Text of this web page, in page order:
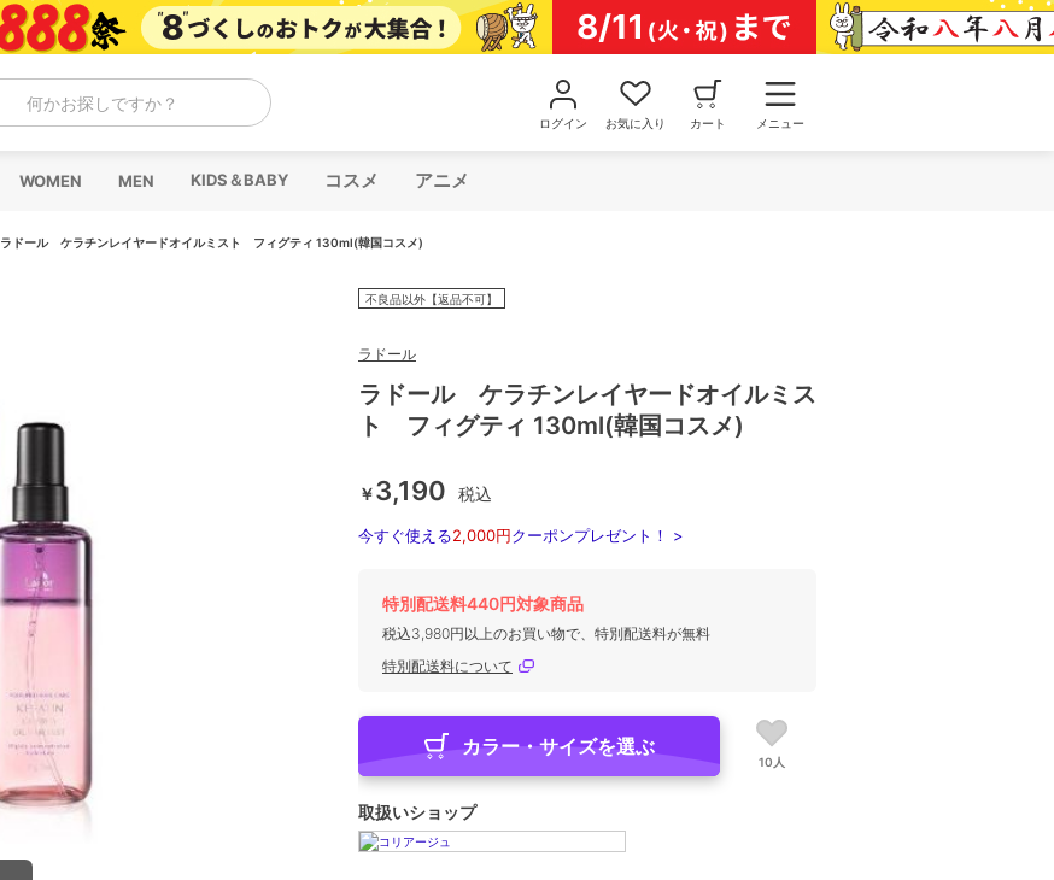
何かお探しですか？
ログイン お気に入り カート メニュー
WOMEN MEN KIDS＆BABY コスメ アニメ
ラドール ケラチンレイヤードオイルミスト フィグティ 130ml(韓国コスメ)
不良品以外【返品不可】
ラドール
ラドール ケラチンレイヤードオイルミス
ト フィグティ 130ml(韓国コスメ)
￥3,190 税込
今すぐ使える2,000円クーポンプレゼント！ >
特別配送料440円対象商品
税込3,980円以上のお買い物で、特別配送料が無料
特別配送料について
カラー・サイズを選ぶ
10人
取扱いショップ